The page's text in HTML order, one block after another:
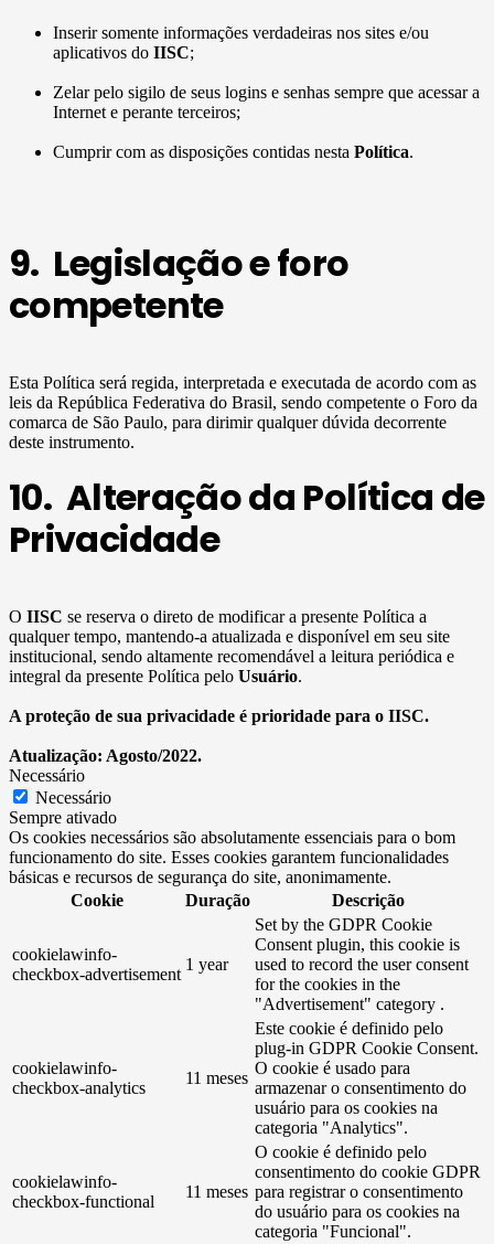
Inserir somente informações verdadeiras nos sites e/ou
aplicativos do IISC;
Zelar pelo sigilo de seus logins e senhas sempre que acessar a
Internet e perante terceiros;
Cumprir com as disposições contidas nesta Política.
9. Legislação e foro
competente
Esta Política será regida, interpretada e executada de acordo com as
leis da República Federativa do Brasil, sendo competente o Foro da
comarca de São Paulo, para dirimir qualquer dúvida decorrente
deste instrumento.
10. Alteração da Política de
Privacidade
O IISC se reserva o direto de modificar a presente Política a
qualquer tempo, mantendo-a atualizada e disponível em seu site
institucional, sendo altamente recomendável a leitura periódica e
integral da presente Política pelo Usuário.
A proteção de sua privacidade é prioridade para o IISC.
Atualização: Agosto/2022.
Necessário
Necessário
Sempre ativado
Os cookies necessários são absolutamente essenciais para o bom
funcionamento do site. Esses cookies garantem funcionalidades
básicas e recursos de segurança do site, anonimamente.
Cookie
Duração Descrição
cookielawinfo-
checkbox-advertisement
1 year
Set by the GDPR Cookie
Consent plugin, this cookie is
used to record the user consent
for the cookies in the
"Advertisement" category .
cookielawinfo-
checkbox-analytics
11 meses
Este cookie é definido pelo
plug-in GDPR Cookie Consent.
O cookie é usado para
armazenar o consentimento do
usuário para os cookies na
categoria "Analytics".
cookielawinfo-
checkbox-functional
11 meses
O cookie é definido pelo
consentimento do cookie GDPR
para registrar o consentimento
do usuário para os cookies na
categoria "Funcional".